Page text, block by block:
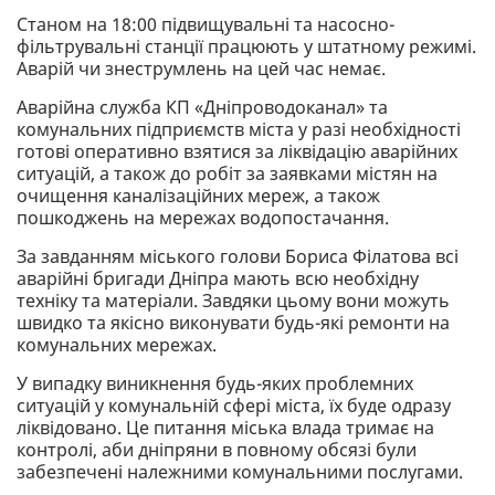
Станом на 18:00 підвищувальні та насосно-
фільтрувальні станції працюють у штатному режимі.
Аварій чи знеструмлень на цей час немає.
Аварійна служба КП «Дніпроводоканал» та
комунальних підприємств міста у разі необхідності
готові оперативно взятися за ліквідацію аварійних
ситуацій, а також до робіт за заявками містян на
очищення каналізаційних мереж, а також
пошкоджень на мережах водопостачання.
За завданням міського голови Бориса Філатова всі
аварійні бригади Дніпра мають всю необхідну
техніку та матеріали. Завдяки цьому вони можуть
швидко та якісно виконувати будь-які ремонти на
комунальних мережах.
У випадку виникнення будь-яких проблемних
ситуацій у комунальній сфері міста, їх буде одразу
ліквідовано. Це питання міська влада тримає на
контролі, аби дніпряни в повному обсязі були
забезпечені належними комунальними послугами.